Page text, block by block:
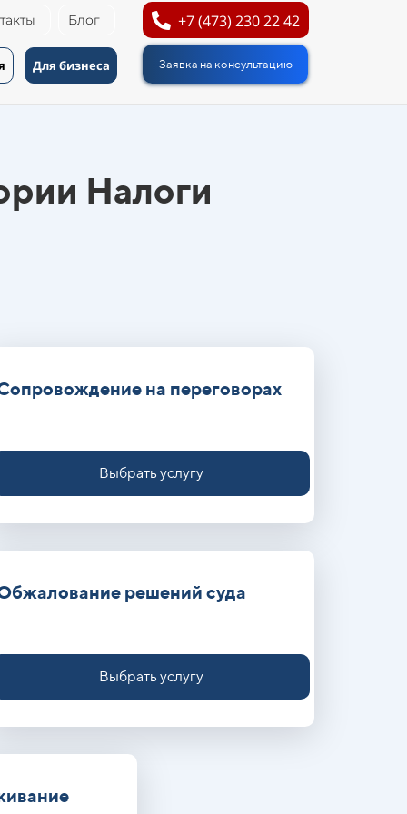
Блог +7 (473) 230 22 42
Для бизнеса Заявка на консультацию
Налоги
на переговорах
Выбрать услугу
решений суда
Выбрать услугу